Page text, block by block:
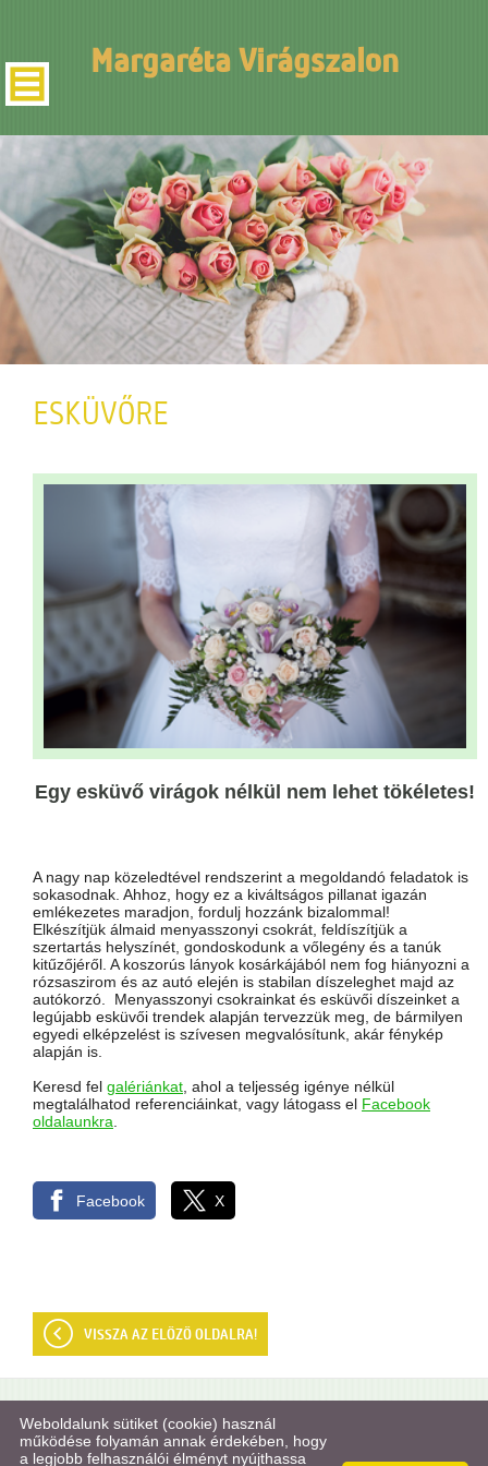
Margaréta Virágszalon
ESKÜVŐRE
Egy esküvő virágok nélkül nem lehet tökéletes!
A nagy nap közeledtével rendszerint a megoldandó feladatok is
sokasodnak. Ahhoz, hogy ez a kiváltságos pillanat igazán
emlékezetes maradjon, fordulj hozzánk bizalommal!
Elkészítjük álmaid menyasszonyi csokrát, feldíszítjük a
szertartás helyszínét, gondoskodunk a vőlegény és a tanúk
kitűzőjéről. A koszorús lányok kosárkájából nem fog hiányozni a
rózsaszirom és az autó elején is stabilan díszeleghet majd az
autókorzó.
Menyasszonyi csokrainkat és esküvői díszeinket a
legújabb esküvői trendek alapján tervezzük meg, de bármilyen
egyedi elképzelést is szívesen megvalósítunk, akár fénykép
alapján is.
Keresd fel galériánkat , ahol a teljesség igénye nélkül
megtalálhatod referenciáinkat, vagy látogass el Facebook
oldalaunkra
Facebook X
VISSZA AZ ELŐZŐ OLDALRA!
© 2026 - Margaréta Virágszalon
Weboldalunk sütiket (cookie) használ
működése folyamán annak érdekében, hogy
a legjobb felhasználói élményt nyújthassa